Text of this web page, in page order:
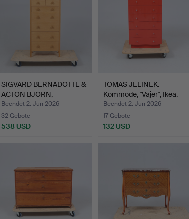
SIGVARD BERNADOTTE &
ACTON BJÖRN,
mögliche…
Beendet 2. Jun 2026
32 Gebote
538 USD
TOMAS JELINEK.
Kommode, "Vajer", Ikea.
Beendet 2. Jun 2026
17 Gebote
132 USD